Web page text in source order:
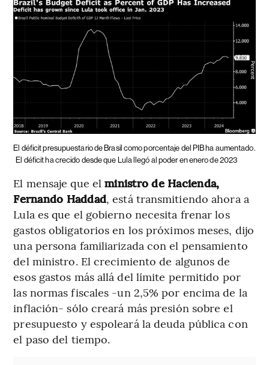
El déficit presupuestario de Brasil como porcentaje del PIB ha aumentado.
El déficit ha crecido desde que Lula llegó al poder en enero de 2023
El mensaje que elministro de Hacienda,
Fernando Haddad, está transmitiendo ahora a
Lula es que el gobierno necesita frenar los
gastos obligatorios en los próximos meses, dijo
una persona familiarizada con el pensamiento
del ministro. El crecimiento de algunos de
esos gastos más allá del límite permitido por
las normas fiscales -un 2,5% por encima de la
inflación- sólo creará más presión sobre el
presupuesto y espoleará la deuda pública con
el paso del tiempo.